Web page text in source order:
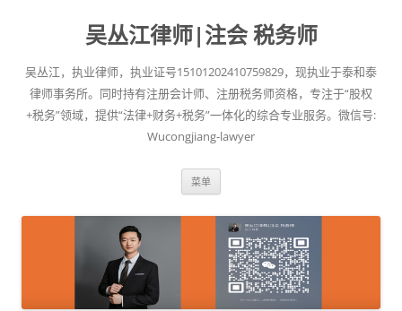
吴丛江律师|注会 税务师
吴丛江，执业律师，执业证号15101202410759829，现执业于泰和泰
律师事务所。同时持有注册会计师、注册税务师资格，专注于“股权
+税务”领域，提供“法律+财务+税务”一体化的综合专业服务。微信号:
Wucongjiang-lawyer
菜单
文